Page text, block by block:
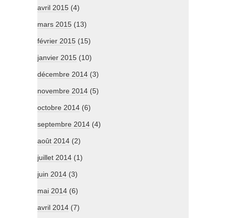
avril 2015 (4)
mars 2015 (13)
février 2015 (15)
janvier 2015 (10)
décembre 2014 (3)
novembre 2014 (5)
octobre 2014 (6)
septembre 2014 (4)
août 2014 (2)
juillet 2014 (1)
juin 2014 (3)
mai 2014 (6)
avril 2014 (7)